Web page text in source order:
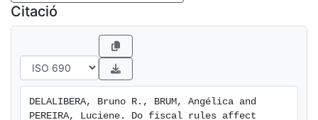
Citació
DELALIBERA, Bruno R., BRUM, Angélica and
PEREIRA, Luciene. Do fiscal rules affect